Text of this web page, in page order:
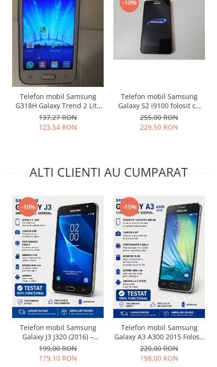
Touchscreen
Acer
ALCATEL
Allview
Blackberry
E-BODA
Google
HTC
Iphone
Touchscreen Huawei
Touchscreen Lenovo
Touchscreen Samsung
UTOK
Vodafone
Vonino
Wiko
ZTE
Telefon mobil Samsung
G318H Galaxy Trend 2 Lite
negru
137,27 RON
123,54 RON
-10%
Telefon mobil Samsung
Galaxy S2 i9100 folosit cu
garantie
255,00 RON
229,50 RON
ALTI CLIENTI AU CUMPARAT
-10%
Telefon mobil Samsung
Galaxy J3 J320 (2016) –
Folosit – Stare buna
199,00 RON
179,10 RON
-10%
Telefon mobil Samsung
Galaxy A3 A300 2015 Folosit
Stare buna
220,00 RON
198,00 RON